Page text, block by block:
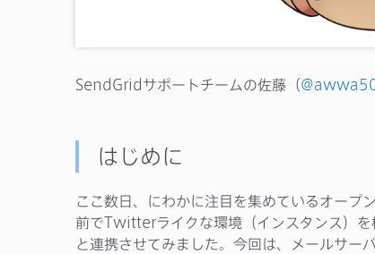
SendGridサポートチームの佐藤（
はじめに
ここ数日、にわかに注目を集めているオー
前でTwitterライクな環境（インスタンス）
と連携させてみました。今回は、メールサー